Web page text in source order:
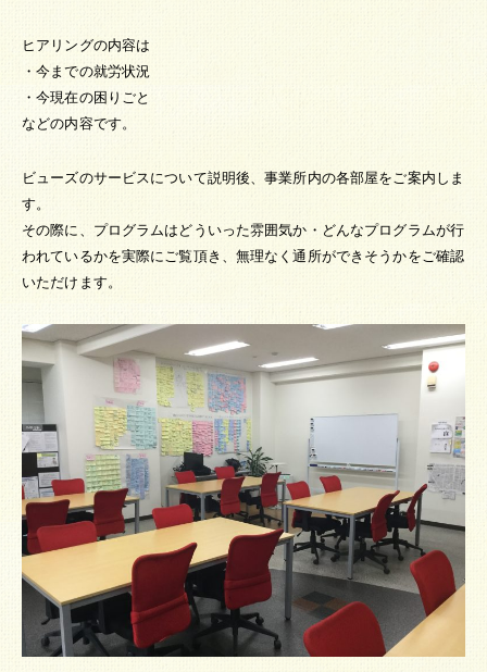
ヒアリングの内容は
・今までの就労状況
・今現在の困りごと
などの内容です。
ビューズのサービスについて説明後、事業所内の各部屋をご案内しま
す。
その際に、プログラムはどういった雰囲気か・どんなプログラムが行
われているかを実際にご覧頂き、無理なく通所ができそうかをご確認
いただけます。